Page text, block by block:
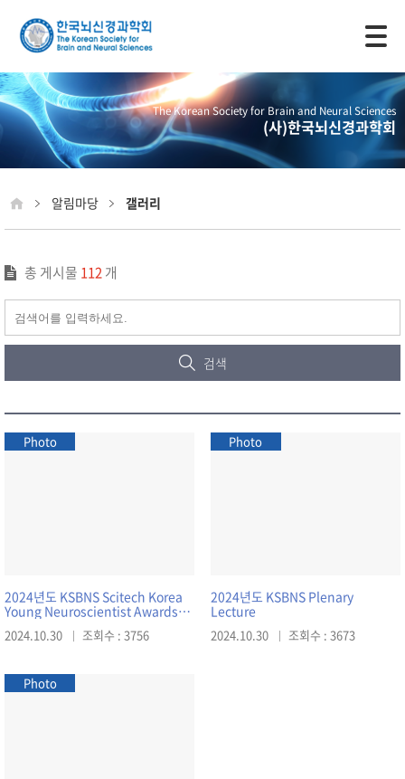
The Korean Society for Brain and Neural Sciences
(사)한국뇌신경과학회
알림마당 갤러리
총 게시물 112개
검색
Photo
2024년도 KSBNS Scitech Korea
Young Neuroscientist Awards
and Lectures
2024.10.30 조회수 : 3756
Photo
2024년도 KSBNS Plenary
Lecture
2024.10.30 조회수 : 3673
Photo